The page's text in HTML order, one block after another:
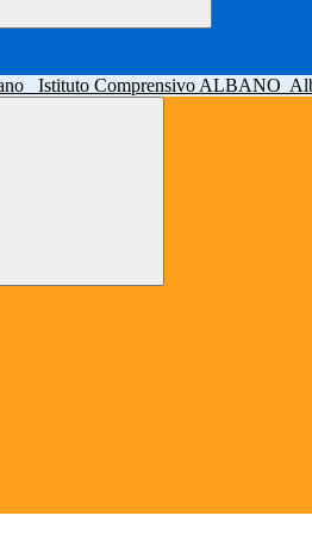
Istituto Comprensivo ALBANO